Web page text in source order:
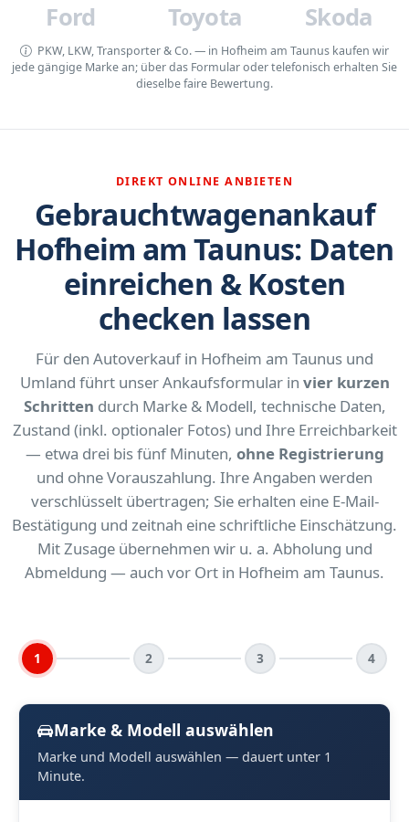
Ford
Toyota Skoda
PKW, LKW, Transporter & Co. — in Hofheim am Taunus kaufen wir
jede gängige Marke an; über das Formular oder telefonisch erhalten Sie
dieselbe faire Bewertung.
DIREKT ONLINE ANBIETEN
Gebrauchtwagenankauf
Hofheim am Taunus: Daten
einreichen & Kosten
checken lassen
Für den Autoverkauf in Hofheim am Taunus und
Umland führt unser Ankaufsformular in vier kurzen
Schritten durch Marke & Modell, technische Daten,
Zustand (inkl. optionaler Fotos) und Ihre Erreichbarkeit
— etwa drei bis fünf Minuten, ohne Registrierung
und ohne Vorauszahlung. Ihre Angaben werden
verschlüsselt übertragen; Sie erhalten eine E-Mail-
Bestätigung und zeitnah eine schriftliche Einschätzung.
Mit Zusage übernehmen wir u. a. Abholung und
Abmeldung — auch vor Ort in Hofheim am Taunus.
1 2 3 4
Marke & Modell auswählen
Marke und Modell auswählen — dauert unter 1
Minute.